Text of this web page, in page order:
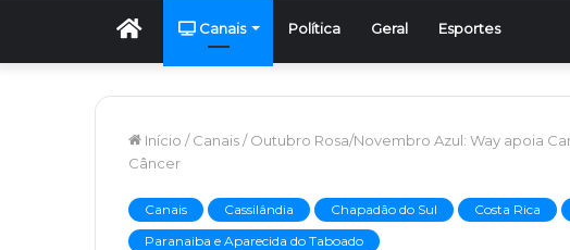
Início Canais Política Geral Esportes
Início / Canais/ Outubro Rosa/Novembro Azul: Way apoia
Câncer
Canais Cassilândia Chapadão do Sul Costa Rica
Paranaiba e Aparecida do Taboado